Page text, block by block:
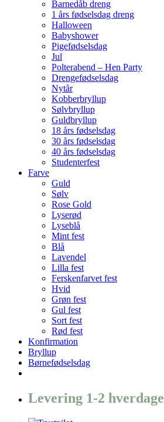
Barnedåb dreng
1 års fødselsdag dreng
Halloween
Babyshower
Pigefødselsdag
Jul
Polterabend – Hen Party
Drengefødselsdag
Nytår
Kobberbryllup
Sølvbryllup
Guldbryllup
18 års fødselsdag
30 års fødselsdag
40 års fødselsdag
Studenterfest
Farve
Guld
Sølv
Rose Gold
Lyserød
Lyseblå
Mint fest
Blå
Lavendel
Lilla fest
Ferskenfarvet fest
Hvid
Grøn fest
Gul fest
Sort fest
Rød fest
Konfirmation
Bryllup
Børnefødselsdag
Levering 1-2 hverdage